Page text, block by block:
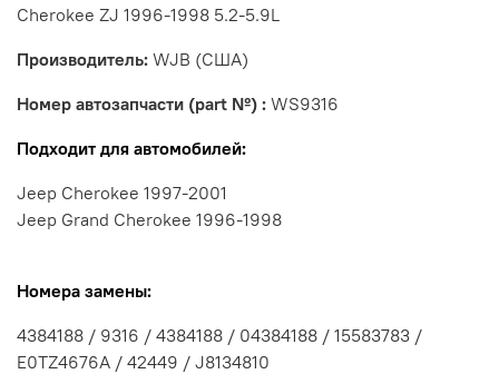
Cherokee ZJ 1996-1998 5.2-5.9L
Производитель: WJB (США)
Номер автозапчасти (part №) : WS9316
Подходит для автомобилей:
Jeep Cherokee 1997-2001
Jeep Grand Cherokee 1996-1998
Номера замены:
4384188 / 9316 / 4384188 / 04384188 / 15583783 /
E0TZ4676A / 42449 / J8134810